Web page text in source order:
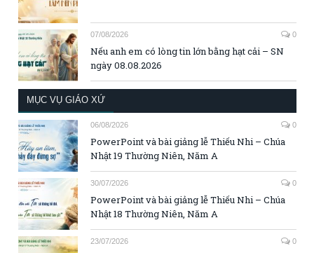
07/08/2026 0
Nếu anh em có lòng tin lớn bằng hạt cải – SN
ngày 08.08.2026
MỤC VỤ GIÁO XỨ
06/08/2026 0
PowerPoint và bài giảng lễ Thiếu Nhi – Chúa
Nhật 19 Thường Niên, Năm A
30/07/2026 0
PowerPoint và bài giảng lễ Thiếu Nhi – Chúa
Nhật 18 Thường Niên, Năm A
23/07/2026 0